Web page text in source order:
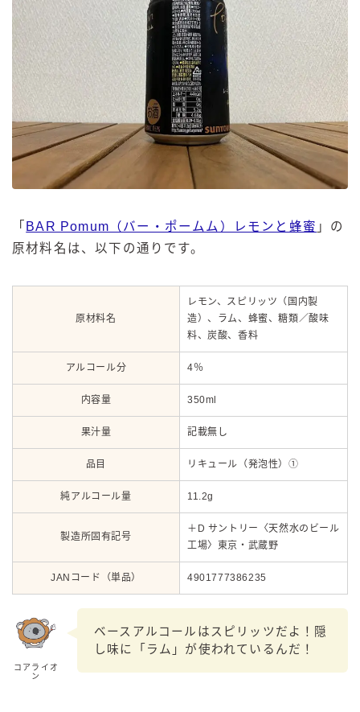
「 BAR Pomum（バー・ポームム）レモンと蜂蜜 」の
原材料名は、以下の通りです。
原材料名
レモン、スピリッツ（国内製
造）、ラム、蜂蜜、糖類／酸味
料、炭酸、香料
アルコール分 4％
内容量 350ml
果汁量 記載無し
品目 リキュール（発泡性）①
純アルコール量 11.2g
製造所固有記号
＋D サントリー〈天然水のビール
工場〉東京・武蔵野
JANコード（単品） 4901777386235
コアライオ
ン
ベースアルコールはスピリッツだよ！隠
し味に「ラム」が使われているんだ！